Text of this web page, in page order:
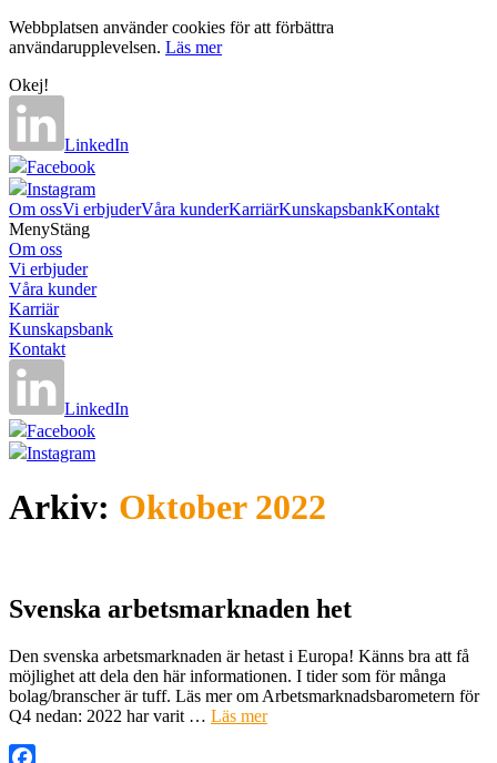
Webbplatsen använder cookies för att förbättra
användarupplevelsen. Läs mer
Okej!
LinkedIn
Facebook
Instagram
Om ossVi erbjuderVåra kunderKarriärKunskapsbankKontakt
MenyStäng
Om oss
Vi erbjuder
Våra kunder
Karriär
Kunskapsbank
Kontakt
LinkedIn
Facebook
Instagram
Arkiv: Oktober 2022
Svenska arbetsmarknaden het
Den svenska arbetsmarknaden är hetast i Europa! Känns bra att få
möjlighet att dela den här informationen. I tider som för många
bolag/branscher är tuff. Läs mer om Arbetsmarknadsbarometern för
Q4 nedan: 2022 har varit … Läs mer